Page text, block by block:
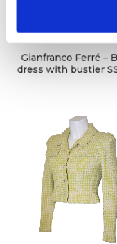
Gianfranco Ferré –
dress with bustier